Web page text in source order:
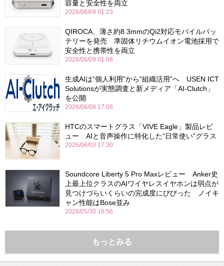
容量と安全性を両立
2026/06/09 01:23
QIROCA、薄さ約8.3mmのQi2対応モバイルバッ
テリーを発売 準固体リチウムイオン電池採用で
安全性と携帯性を両立
2026/06/09 01:08
生成AIは“個人利用”から“組織活用”へ USEN ICT
Solutionsが実態調査と新メディア「AI-Clutch」
を公開
2026/06/08 17:08
HTCのスマートグラス「VIVE Eagle」製品レビ
ュー AIと音声操作に特化した“日常使い”グラス
2026/06/03 17:30
Soundcore Liberty 5 Pro Maxレビュー Anker史
上最上位クラスのAIワイヤレスイヤホンは弱点が
見つけづらいくらいの完成度にびびった ノイキ
ャン性能はBose並み
2026/05/30 16:56
もっとみる